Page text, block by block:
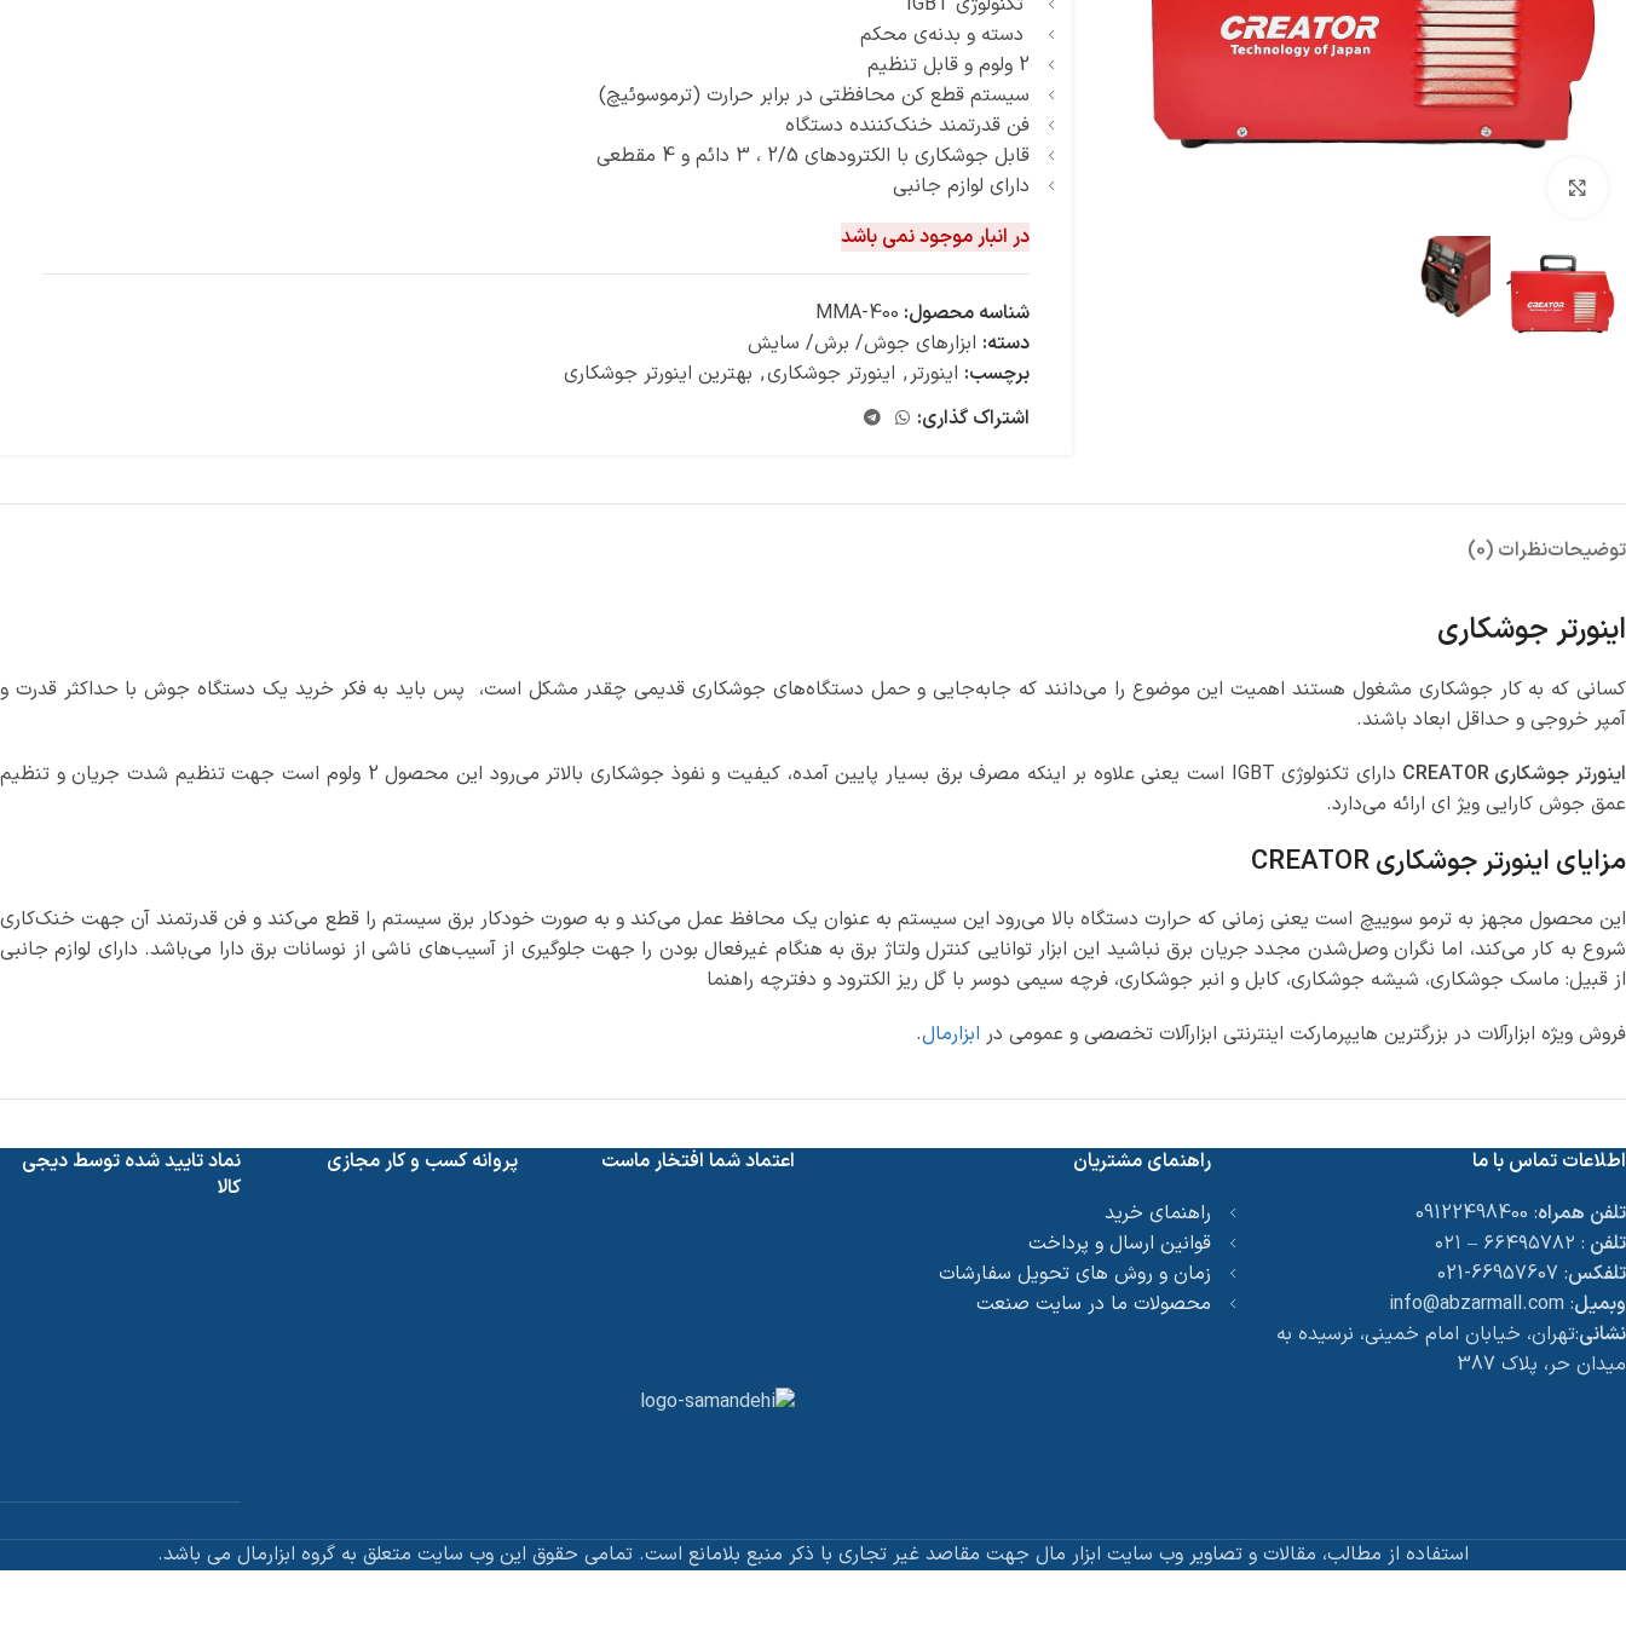
دسته و بدنه‌ی محکم
2 ولوم و قابل تنظیم
سیستم قطع کن محافظتی در برابر حرارت (ترموسوئیچ)
فن قدرتمند خنک‌کننده دستگاه
قابل جوشکاری با الکترودهای 2/5 ، 3 دائم و 4 مقطعی
دارای لوازم جانبی
در انبار موجود نمی باشد
شناسه محصول: MMA-400
دسته: ابزارهای جوش/ برش/ سایش
برچسب: اینورتر, اینورتر جوشکاری, بهترین اینورتر جوشکاری
اشتراک گذاری:
توضیحاتنظرات (0)
اینورتر جوشکاری
کسانی که به کار جوشکاری مشغول هستند اهمیت این موضوع را می‌دانند که جابه‌جایی و حمل دستگاه‌های جوشکاری قدیمی چقدر مشکل است، پس باید به فکر خرید یک دستگاه جوش با حداکثر قدرت و
آمپر خروجی و حداقل ابعاد باشند.
اینورتر جوشکاری CREATOR
دارای تکنولوژی IGBT است یعنی علاوه بر اینکه مصرف برق بسیار پایین آمده، کیفیت و نفوذ جوشکاری بالاتر می‌رود این محصول 2 ولوم است جهت تنظیم شدت جریان و تنظیم
عمق جوش کارایی ویژ‌ ای ارائه می‌دارد.
مزایای اینورتر جوشکاری CREATOR
این محصول مجهز به ترمو سوییچ است یعنی زمانی که حرارت دستگاه بالا می‌رود این سیستم به عنوان یک محافظ عمل می‌کند و به صورت خودکار برق سیستم را قطع می‌کند و فن قدرتمند آن جهت خنک‌کاری
شروع به کار می‌کند، اما نگران وصل‌شدن مجدد جریان برق نباشید این ابزار توانایی کنترل ولتاژ برق به هنگام غیرفعال بودن را جهت جلوگیری از آسیب‌های ناشی از نوسانات برق دارا می‌باشد. دارای لوازم جانبی
از قبیل: ماسک جوشکاری، شیشه جوشکاری، کابل و انبر جوشکاری، فرچه سیمی دوسر با گل ریز الکترود و دفترچه راهنما
فروش ویژه ابزارآلات در بزرگترین هایپرمارکت اینترنتی ابزارآلات تخصصی و عمومی در ابزارمال.
اطلاعات تماس با ما
تلفن همراه: 09122498400
تلفن : ۶۶۴۹۵۷۸۲ – ۰۲۱
تلفکس: 66957607-021
وبمیل: info@abzarmall.com
نشانی:تهران، خیابان امام خمینی، نرسیده به
میدان حر، پلاک 387
راهنمای مشتریان
راهنمای خرید
قوانین ارسال و پرداخت
زمان و روش های تحویل سفارشات
محصولات ما در سایت صنعت
اعتماد شما افتخار ماست پروانه کسب و کار مجازی
نماد تایید شده توسط دیجی
کالا
استفاده از مطالب، مقالات و تصاویر وب سایت ابزار مال جهت مقاصد غیر تجاری با ذکر منبع بلامانع است. تمامی حقوق این وب سایت متعلق به گروه ابزارمال می باشد.